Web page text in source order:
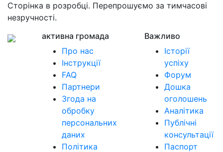
Сторінка в розробці. Перепрошуємо за тимчасові
незручності.
активна громада
Про нас
Інструкції
FAQ
Партнери
Згода на
обробку
персональних
даних
Політика
Важливо
Історії
успіху
Форум
Дошка
оголошень
Аналітика
Публічні
консультації
Паспорт